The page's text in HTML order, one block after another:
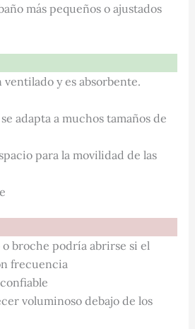
más pequeños o ajustados
ventilado y es absorbente.
adapta a muchos tamaños de
para la movilidad de las
o broche podría abrirse si el
frecuencia
voluminoso debajo de los